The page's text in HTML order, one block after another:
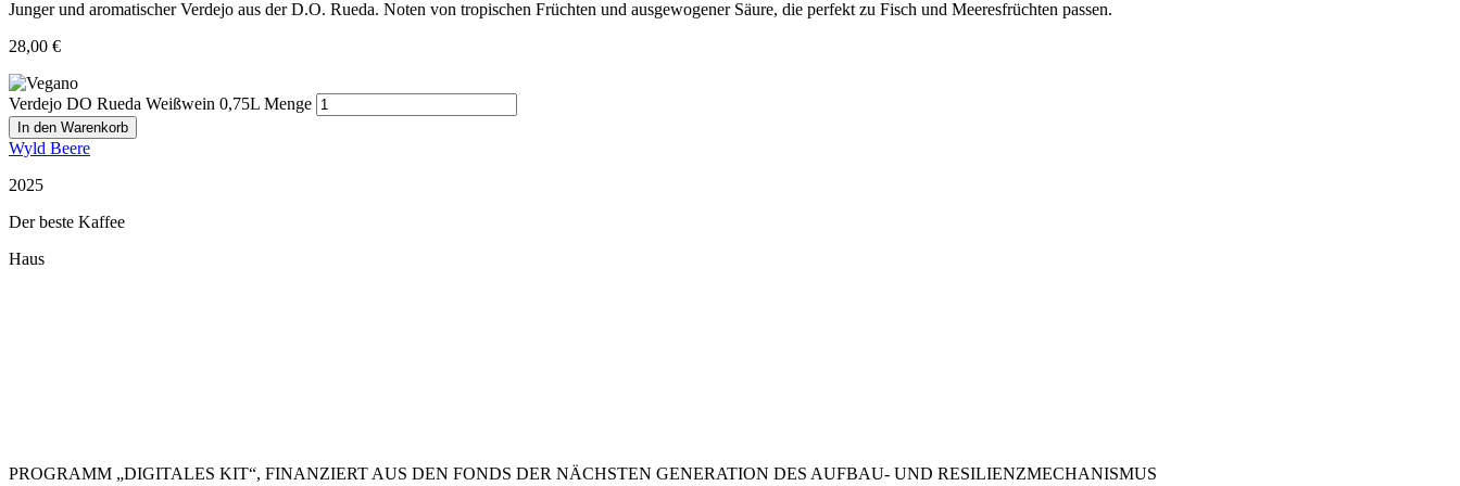
Junger und aromatischer Verdejo aus der D.O. Rueda. Noten von tropischen Früchten und ausgewogener Säure, die perfekt zu Fisch und Meeresfrüchten passen.
28,00 €
Verdejo DO Rueda Weißwein 0,75L Menge
In den Warenkorb
Wyld Beere
2025
Der beste Kaffee
Haus
PROGRAMM „DIGITALES KIT“, FINANZIERT AUS DEN FONDS DER NÄCHSTEN GENERATION DES AUFBAU- UND RESILIENZMECHANISMUS